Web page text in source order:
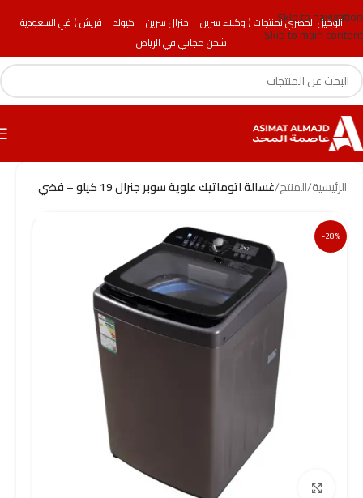
الوكيل الحصري لمنتجات ( وكلاء سرين – جنرال سرين – كيولد – فريش ) في السعودية
شحن مجاني في الرياض
Skip to navigation
Skip to main content
الرئيسية/المنتج/غسالة اتوماتيك علوية سوبر جنرال 19 كيلو – فضي
-28%
Click to enlarge